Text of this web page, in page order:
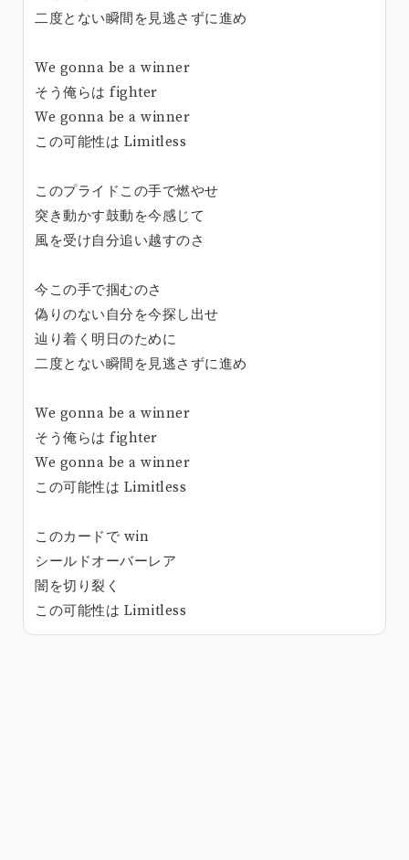
二度とない瞬間を見逃さずに進め
We gonna be a winner
そう俺らは fighter
We gonna be a winner
この可能性は Limitless
このプライドこの手で燃やせ
突き動かす鼓動を今感じて
風を受け自分追い越すのさ
今この手で掴むのさ
偽りのない自分を今探し出せ
辿り着く明日のために
二度とない瞬間を見逃さずに進め
We gonna be a winner
そう俺らは fighter
We gonna be a winner
この可能性は Limitless
このカードで win
シールドオーバーレア
闇を切り裂く
この可能性は Limitless